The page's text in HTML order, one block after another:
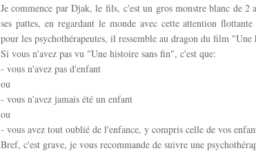
Je commence par Djak, le fils, c'est un gros monstre blanc de 2
ses pattes, en regardant le monde avec cette attention
pour les psychothérapeutes, il ressemble au dragon du film
Si vous n'avez pas vu "Une histoire sans fin", c'est que:
- vous n'avez pas d'enfant
ou
- vous n'avez jamais été un enfant
ou
- vous avez tout oublié de l'enfance, y compris celle de vos
Bref, c'est grave, je vous recommande de suivre une